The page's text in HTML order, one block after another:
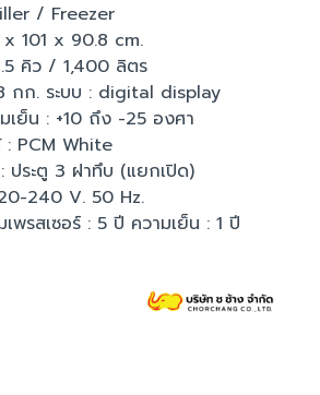
/ Freezer
101 x 90.8 cm.
คิว / 1,400 ลิตร
กก. ระบบ : digital display
ย็น : +10 ถึง -25 องศา
: PCM White
ประตู 3 ฝาทึบ (แยกเปิด)
240 V. 50 Hz.
เพรสเซอร์ : 5 ปี ความเย็น : 1 ปี